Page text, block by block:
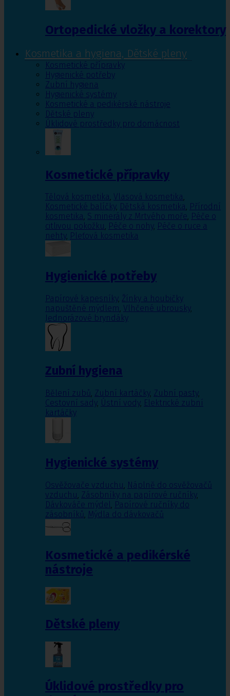
Ortopedické vložky a korektory
Kosmetika a hygiena, Dětské pleny
Kosmetické přípravky
Hygienické potřeby
Zubní hygiena
Hygienické systémy
Kosmetické a pedikérské nástroje
Dětské pleny
Úklidové prostředky pro domácnost
Kosmetické přípravky
Tělová kosmetika, Vlasová kosmetika,
Kosmetické balíčky, Dětská kosmetika, Přírodní
kosmetika, S minerály z Mrtvého moře, Péče o
citlivou pokožku, Péče o nohy, Péče o ruce a
nehty, Pleťová kosmetika
Hygienické potřeby
Papírové kapesníky, Žínky a houbičky
napuštěné mýdlem, Vlhčené ubrousky,
Jednorázové bryndáky
Zubní hygiena
Bělení zubů, Zubní kartáčky, Zubní pasty,
Cestovní sady, Ústní vody, Elektrické zubní
kartáčky
Hygienické systémy
Osvěžovače vzduchu, Náplně do osvěžovačů
vzduchu, Zásobníky na papírové ručníky,
Dávkováče mýdel, Papírové ručníky do
zásobníků, Mýdla do dávkovačů
Kosmetické a pedikérské
nástroje
Dětské pleny
Úklidové prostředky pro